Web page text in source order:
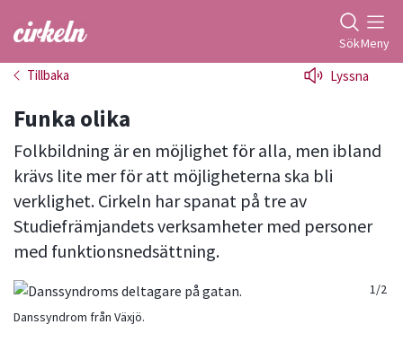
Gå till studiefrämjandets startsida SökMeny
Tillbaka Lyssna
Funka olika
Folkbildning är en möjlighet för alla, men ibland
krävs lite mer för att möjligheterna ska bli
verklighet. Cirkeln har spanat på tre av
Studiefrämjandets verksamheter med personer
med funktionsnedsättning.
1/2
Danssyndrom från Växjö.
2/2